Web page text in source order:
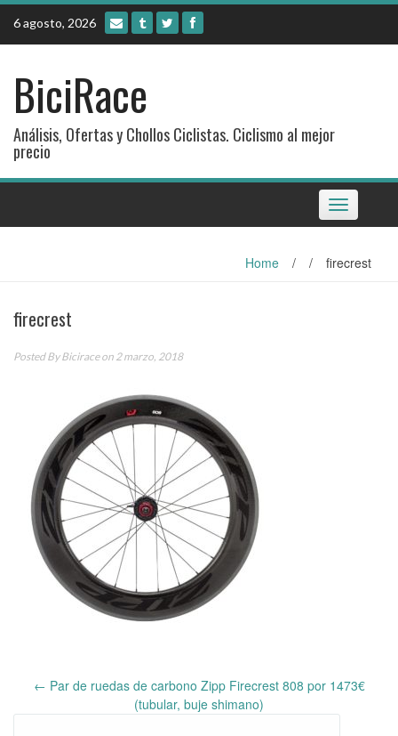
Skip
content
6 agosto, 2026
BiciRace
Análisis, Ofertas y Chollos Ciclistas. Ciclismo al mejor
precio
Toggle
navigation
Home / / firecrest
firecrest
Posted ByBiciraceon 2 marzo, 2018
navigation
← Par de ruedas de carbono Zipp Firecrest 808 por 1473€
(tubular, buje shimano)